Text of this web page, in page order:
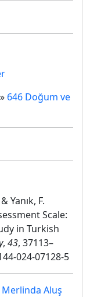
» 646 Doğum ve
& Yanık, F.
Scale:
in Turkish
, 43, 37113–
024-07128-5
Merlinda Aluş